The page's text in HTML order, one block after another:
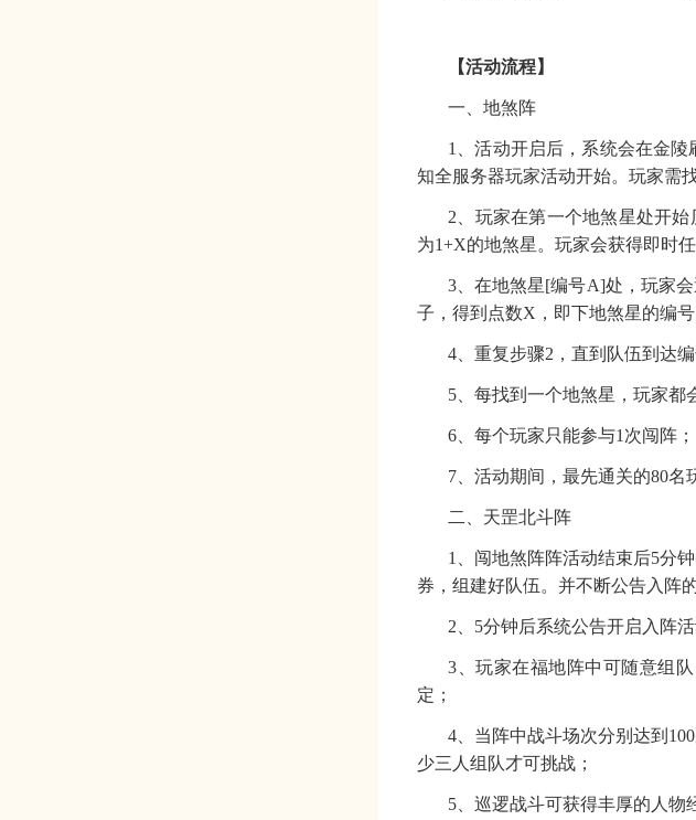
【活动流程】
一、 地煞阵
1、活动开启后，系统会在金
知全服务器玩家活动开始。玩家需
2、玩家在第一个地煞星处开
为1+X的地煞星。玩家会获得即时
3、在地煞星[编号A]处，玩家
子，得到点数X，即下地煞星的编
4、重复步骤2，直到队伍到达
5、每找到一个地煞星，玩家都
6、每个玩家只能参与1次闯阵 ；
7、活动期间，最先通关的80
二、 天罡北斗阵
1、闯地煞阵阵活动结束后5分
券，组建好队伍。并不断公告入阵
2、5分钟后系统公告开启入阵
3、玩家在福地阵中可随意组
定 ；
4、当阵中战斗场次分别达到
少三人组队才可挑战 ；
5、巡逻战斗可获得丰厚的人物